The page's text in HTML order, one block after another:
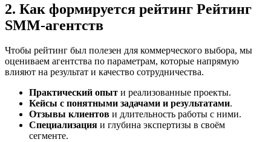
2. Как формируется рейтинг Рейтинг
SMM‑агентств
Чтобы рейтинг был полезен для коммерческого выбора, мы
оцениваем агентства по параметрам, которые напрямую
влияют на результат и качество сотрудничества.
Практический опыт и реализованные проекты.
Кейсы с понятными задачами и результатами.
Отзывы клиентов и длительность работы с ними.
Специализация и глубина экспертизы в своём
сегменте.